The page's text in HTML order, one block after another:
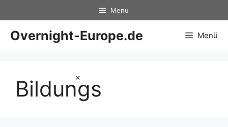
×
Inhalt
springen
Menu
Overnight-Europe.de Menü
Bildungs